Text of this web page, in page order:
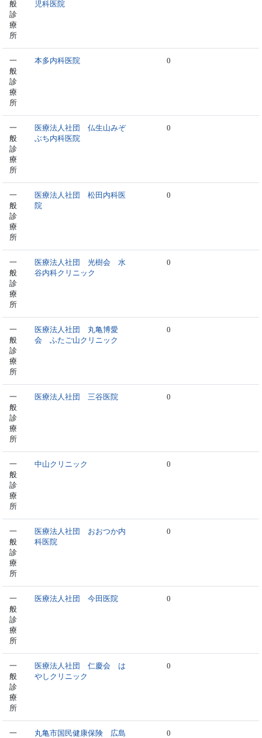
般
診
療
所
児科医院
一
般
診
療
所
本多内科医院 0
一
般
診
療
所
医療法人社団 仏生山みぞ
ぶち内科医院
0
一
般
診
療
所
医療法人社団 松田内科医
院
0
一
般
診
療
所
医療法人社団 光樹会 水
谷内科クリニック
0
一
般
診
療
所
医療法人社団 丸亀博愛
会 ふたご山クリニック
0
一
般
診
療
所
医療法人社団 三谷医院 0
一
般
診
療
所
中山クリニック 0
一
般
診
療
所
医療法人社団 おおつか内
科医院
0
一
般
診
療
所
医療法人社団 今田医院 0
一
般
診
療
所
医療法人社団 仁慶会 は
やしクリニック
0
一
丸亀市国民健康保険 広島
0